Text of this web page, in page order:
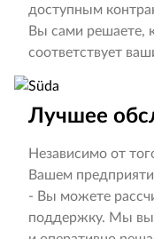
доступным
Вы сами решаете,
соответствует
Лучшее
Независимо от
Вашем
- Вы можете
поддержку. Мы